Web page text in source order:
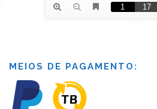
MEIOS DE PAGAMENTO: